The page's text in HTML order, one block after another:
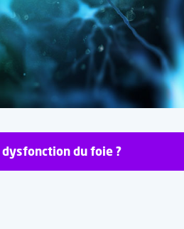
dysfonction du foie ?